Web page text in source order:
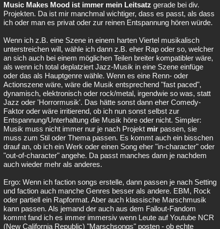
Music Makes Mood ist immer mein Leitsatz gerade bei div.
Projekten. Da ist mir manchmal wichtiger, dass es passt, als dass
ich oder man es privat oder zur reinen Entspannung hören würde.
Wenn ich z.B. eine Szene in einem harten Viertel musikalisch
unterstreichen will, wähle ich dann z.B. eher Rap oder so, welcher
an sich auch bei einem möglichen Teilen breiter kompatibler wäre,
als wenn ich total deplatziert Jazz-Musik in eine Szene einfüge
oder das als Hauptgenre wähle. Wenn es eine Renn- oder
Actionszene wäre, wäre die Musik entsprechend "fast paced",
dynamisch, elektronisch oder rock/metal, irgendwie so was, statt
Jazz oder 'Horrormusik'. Das hätte sonst dann eher Comedy-
Faktor oder wäre irritierend, ob ich nun sonst selbst zur
Entspannung/Unterhaltung die Musik höre oder nicht. Simpler:
Musik muss nicht immer nur je nach Projekt mir passen, sie
muss zum Stil oder Thema passen. Es kommt auch ein bisschen
drauf an, ob ich ein Werk oder einen Song eher "in-character" oder
"out-of-character" angehe. Da passt manches dann je nachdem
auch wieder mehr als anderes.
Ergo: Wenn ich faction songs erstelle, dann passen je nach Setting
und faction auch manche Genres besser als andere. EBM, Rock
oder partiell ein Rapformat. Aber auch klassische Marschmusik
kann passen. Als jemand der auch aus dem Fallout-Fandom
kommt fand ich es immer immersiv wenn Leute auf Youtube NCR
(New California Republic) "Marschsongs" posten - ob echte